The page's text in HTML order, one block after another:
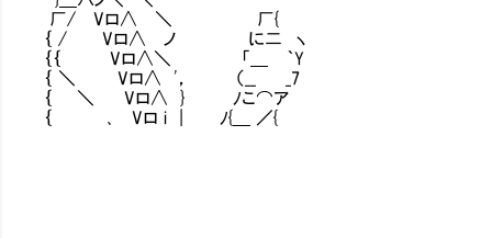
厂/ Vロ∧ ＼ 厂{
｛ / Vロ∧ ノ に二 ヽ
｛｛ Vロ∧＼ 「＿ ｀Y
｛ ＼ Vロ∧ '， （__ _7
｛ ＼ Vロ∧ } ﾉこ⌒ア
｛ ､ Vロ i | ﾉ{＿ ／{